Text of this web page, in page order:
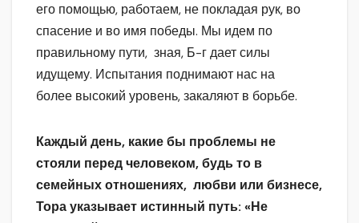
его помощью, работаем, не покладая рук, во
спасение и во имя победы. Мы идем по
правильному пути, зная, Б-г дает силы
идущему. Испытания поднимают нас на
более высокий уровень, закаляют в борьбе.
Каждый день, какие бы проблемы не
стояли перед человеком, будь то в
семейных отношениях, любви или бизнесе,
Тора указывает истинный путь: «Не